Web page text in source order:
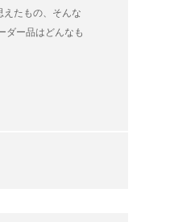
えたもの、そんな
ダー品はどんなも